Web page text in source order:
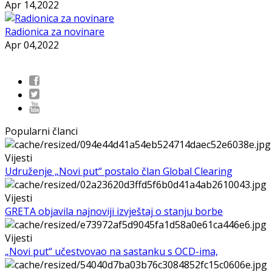
Apr 14,2022
Radionica za novinare
Apr 04,2022
Popularni članci
Vijesti
Udruženje „Novi put“ postalo član Global Clearing
Vijesti
GRETA objavila najnoviji izvještaj o stanju borbe
Vijesti
„Novi put“ učestvovao na sastanku s OCD-ima,